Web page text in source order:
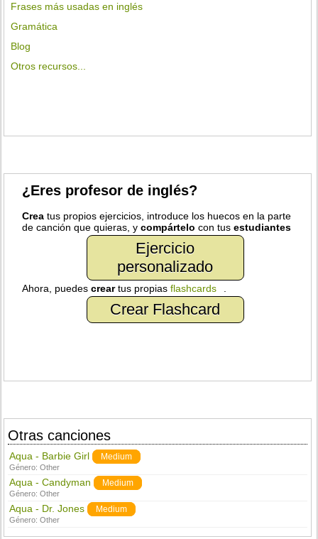
Frases más usadas en inglés
Gramática
Blog
Otros recursos...
¿Eres profesor de inglés?
Crea tus propios ejercicios, introduce los huecos en la parte
de canción que quieras, ycompártelo con tusestudiantes
Ejercicio
personalizado
Ahora, puedescreartus propiasflashcards
Crear Flashcard
Otras canciones
Aqua - Barbie Girl Medium
Género:Other
Aqua - Candyman Medium
Género:Other
Aqua - Dr. Jones Medium
Género:Other